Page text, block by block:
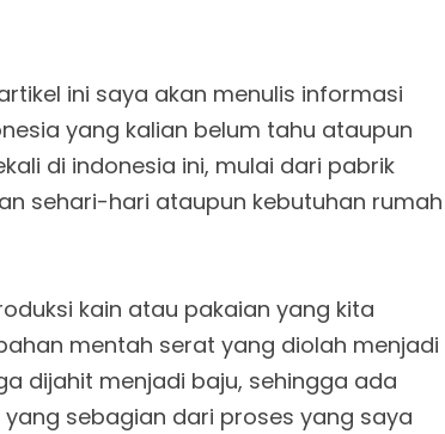
ini saya akan menulis informasi
yang kalian belum tahu ataupun
di indonesia ini, mulai dari pabrik
sehari-hari ataupun kebutuhan rumah
kain atau pakaian yang kita
mentah serat yang diolah menjadi
dijahit menjadi baju, sehingga ada
sebagian dari proses yang saya